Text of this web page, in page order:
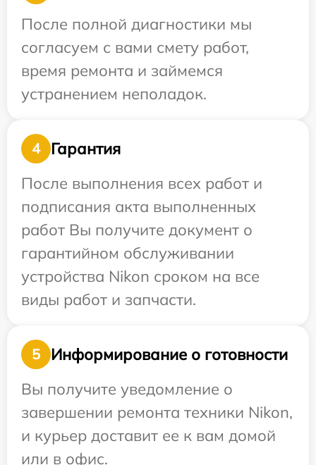
После полной диагностики мы
согласуем с вами смету работ,
время ремонта и займемся
устранением неполадок.
4
Гарантия
После выполнения всех работ и
подписания акта выполненных
работ Вы получите документ о
гарантийном обслуживании
устройства Nikon сроком на все
виды работ и запчасти.
5
Информирование о готовности
Вы получите уведомление о
завершении ремонта техники Nikon,
и курьер доставит ее к вам домой
или в офис.